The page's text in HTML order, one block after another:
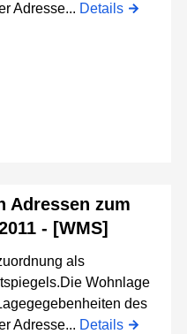
Adresse... Details
Adressen zum
- [WMS]
als
Wohnlage
des
Adresse... Details